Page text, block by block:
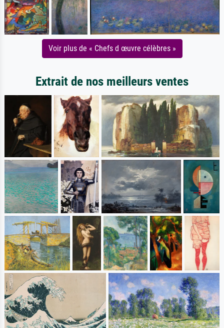
Voir plus de « Chefs d œuvre célèbres »
Extrait de nos meilleurs ventes